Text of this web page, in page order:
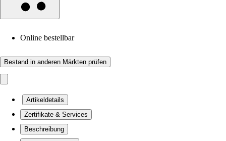
Online bestellbar
Bestand in anderen Märkten prüfen
Artikeldetails
Zertifikate & Services
Beschreibung